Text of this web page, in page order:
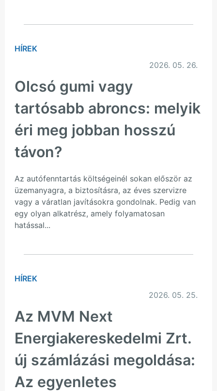
HÍREK
2026. 05. 26.
Olcsó gumi vagy
tartósabb abroncs: melyik
éri meg jobban hosszú
távon?
Az autófenntartás költségeinél sokan először az
üzemanyagra, a biztosításra, az éves szervizre
vagy a váratlan javításokra gondolnak. Pedig van
egy olyan alkatrész, amely folyamatosan
hatással...
HÍREK
2026. 05. 25.
Az MVM Next
Energiakereskedelmi Zrt.
új számlázási megoldása:
Az egyenletes